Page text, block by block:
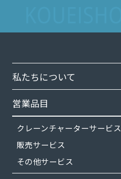
私たちについて
営業品目
クレーンチャーターサービス
販売サービス
その他サービス